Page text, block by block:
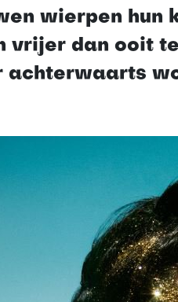
wierpen hun
vrijer dan ooit
achterwaarts